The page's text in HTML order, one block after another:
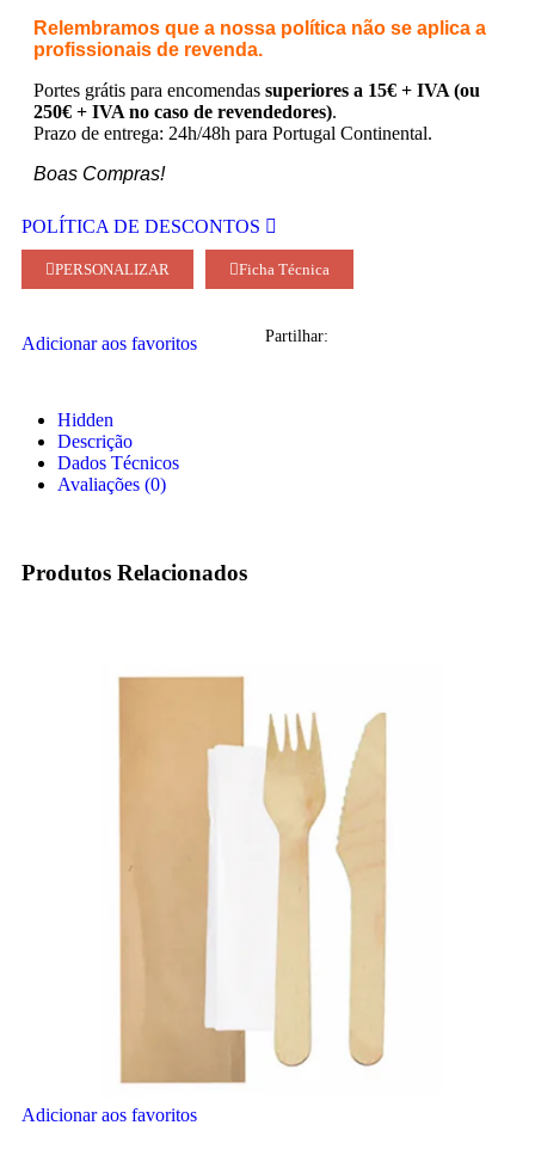
Relembramos que a nossa política não se aplica a
profissionais de revenda.
Portes grátis para encomendas superiores a 15€ + IVA (ou
250€ + IVA no caso de revendedores).
Prazo de entrega: 24h/48h para Portugal Continental.
Boas Compras!
POLÍTICA DE DESCONTOS
PERSONALIZAR Ficha Técnica
Adicionar aos favoritos Partilhar:
Hidden
Descrição
Dados Técnicos
Avaliações (0)
Produtos Relacionados
Adicionar aos favoritos